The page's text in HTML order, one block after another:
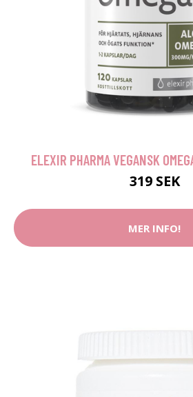
ELEXIR PHARMA VEGANSK
319 SEK
MER INFO!